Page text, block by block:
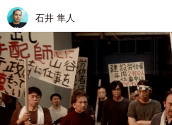
石井 隼人